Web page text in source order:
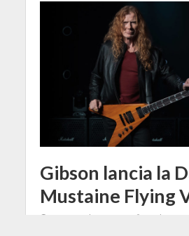
Gibson lancia la
Mustaine Flying
21 Dicembre 2021
Redazione